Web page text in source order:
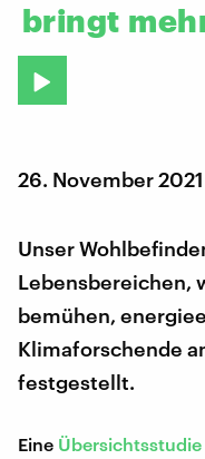
bringt
26. November 2021
Unser
Lebensbereichen,
bemühen,
Klimaforschende
festgestellt.
Eine Übersichtsstudie